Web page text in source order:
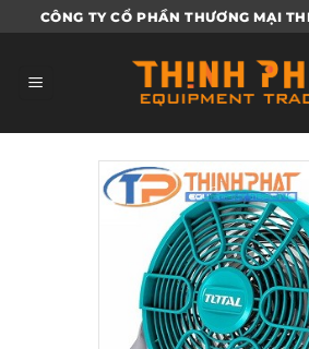
qua
dung
CÔNG TY CỔ PHẦN THƯƠNG MẠI